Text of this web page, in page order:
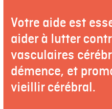
Votre aide est
aider à lutter
vasculaires
démence, et
vieillir cérébral.